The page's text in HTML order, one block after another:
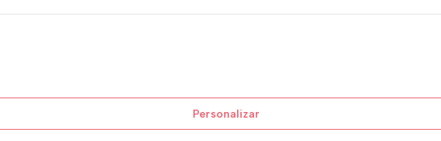
Personalizar